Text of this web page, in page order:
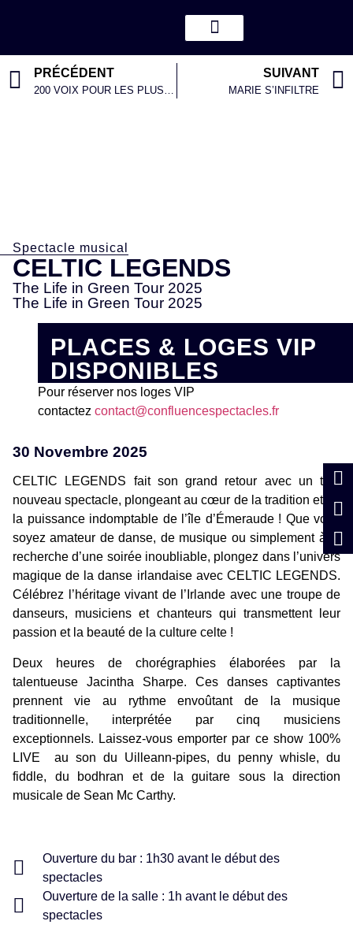
PRÉCÉDENT
200 VOIX POUR LES PLUS BELLES CHANSONS FRANCAISES
SUIVANT
MARIE S’INFILTRE
Spectacle musical
CELTIC LEGENDS
The Life in Green Tour 2025
The Life in Green Tour 2025
PLACES & LOGES VIP
DISPONIBLES
Pour réserver nos loges VIP
contactez contact@confluencespectacles.fr
30 Novembre 2025
CELTIC LEGENDS fait son grand retour avec un tout
nouveau spectacle, plongeant au cœur de la tradition et de
la puissance indomptable de l’île d’Émeraude ! Que vous
soyez amateur de danse, de musique ou simplement à la
recherche d’une soirée inoubliable, plongez dans l’univers
magique de la danse irlandaise avec CELTIC LEGENDS.
Célébrez l’héritage vivant de l’Irlande avec une troupe de
danseurs, musiciens et chanteurs qui transmettent leur
passion et la beauté de la culture celte !
Deux heures de chorégraphies élaborées par la
talentueuse Jacintha Sharpe. Ces danses captivantes
prennent vie au rythme envoûtant de la musique
traditionnelle, interprétée par cinq musiciens
exceptionnels. Laissez-vous emporter par ce show 100%
LIVE au son du Uilleann-pipes, du penny whisle, du
fiddle, du bodhran et de la guitare sous la direction
musicale de Sean Mc Carthy.
Ouverture du bar : 1h30 avant le début des
spectacles
Ouverture de la salle : 1h avant le début des
spectacles